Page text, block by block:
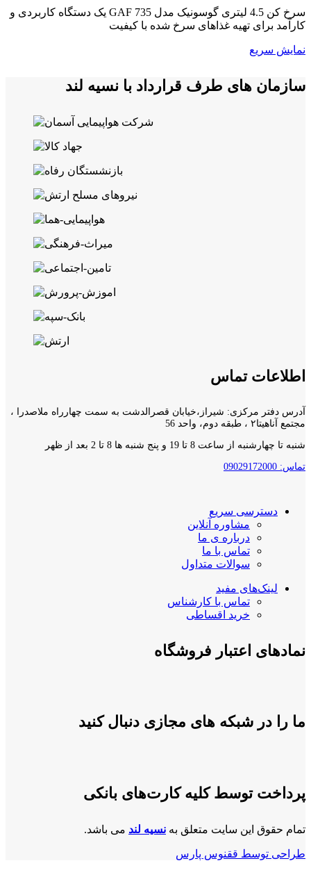
سرخ کن 4.5 لیتری گوسونیک مدل GAF 735 یک دستگاه کاربردی و
کارآمد برای تهیه غذاهای سرخ شده با کیفیت
نمایش سریع
سازمان های طرف قرارداد با نسیه لند
اطلاعات تماس
آدرس دفتر مرکزی: شیراز،خیابان قصرالدشت به سمت چهارراه ملاصدرا ،
مجتمع آناهیتا۲ ، طبقه دوم، واحد 56
شنبه تا چهارشنبه از ساعت 8 تا 19 و پنج شنبه ها 8 تا 2 بعد از ظهر
تماس: 09029172000
دسترسی سریع
مشاوره آنلاین
درباره ی ما
تماس با ما
سوالات متداول
لینک‌های مفید
تماس با کارشناس
خرید اقساطی
نمادهای اعتبار فروشگاه
ما را در شبکه های مجازی دنبال کنید
پرداخت توسط کلیه کارت‌های بانکی
تمام حقوق این سایت متعلق به نسیه لند می باشد.
طراحی توسط ققنوس پارس